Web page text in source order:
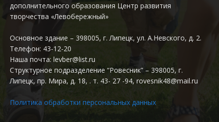
дополнительного образования Центр развития
творчества «Левобережный»
Основное здание – 398005, г. Липецк, ул. А.Невского, д. 2.
Телефон: 43-12-20
Наша почта: levber@list.ru
Структурное подразделение “Ровесник” – 398005, г.
Липецк, пр. Мира, д. 18, . т. 43- 27 -94, rovesnik48@mail.ru
Политика обработки персональных данных